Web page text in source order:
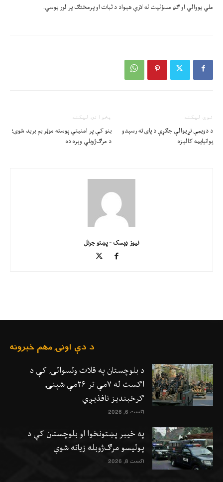
ملي یووالي او ګډ مسؤلیت له لارې هېواد د ثبات او پرمختګ پر لور یوسي.
پخوانۍ ليکنه
بنو کې پر امنیتي پوسته موټر بم برید شوی؛
د مرګ‌ژوبلې وېره ده
نوې ليکنه
د دويمې نړيوالې جګړې د پای ته رسېدو
يواتيايمه کاليزه
نیوز ډېسک - پښتو جرنل
د دې اونۍ مهم خبرونه
د بلوچستان په قلات ولسوالۍ کې د
اګست له ۷مې تر ۲۶مې شپنۍ
ګرځبندیز نافذېږي
اگست 6, 2026
په خیبر پښتونخوا او بلوچستان کې د
پولیسو مرګ‌ژوبله زیاته شوې
اگست 8, 2026